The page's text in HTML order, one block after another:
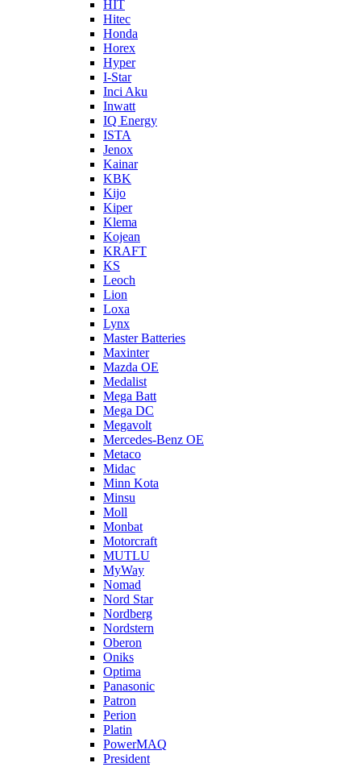
HIT
Hitec
Honda
Horex
Hyper
I-Star
Inci Aku
Inwatt
IQ Energy
ISTA
Jenox
Kainar
KBK
Kijo
Kiper
Klema
Kojean
KRAFT
KS
Leoch
Lion
Loxa
Lynx
Master Batteries
Maxinter
Mazda OE
Medalist
Mega Batt
Mega DC
Megavolt
Mercedes-Benz OE
Metaco
Midac
Minn Kota
Minsu
Moll
Monbat
Motorcraft
MUTLU
MyWay
Nomad
Nord Star
Nordberg
Nordstern
Oberon
Oniks
Optima
Panasonic
Patron
Perion
Platin
PowerMAQ
President